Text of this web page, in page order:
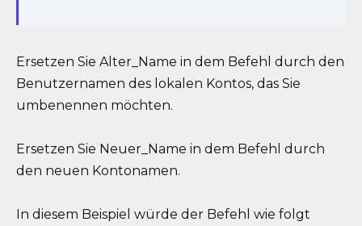
Ersetzen Sie Alter_Name in dem Befehl durch den
Benutzernamen des lokalen Kontos, das Sie
umbenennen möchten.
Ersetzen Sie Neuer_Name in dem Befehl durch
den neuen Kontonamen.
In diesem Beispiel würde der Befehl wie folgt